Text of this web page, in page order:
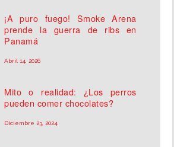
¡A puro fuego! Smoke Arena
prende la guerra de ribs en
Panamá
Abril 14, 2026
Mito o realidad: ¿Los perros
pueden comer chocolates?
Diciembre 23, 2024